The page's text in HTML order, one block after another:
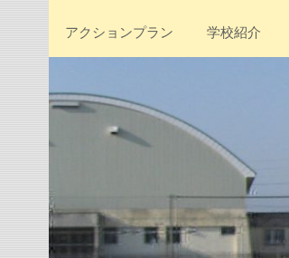
アクションプラン 学校紹介